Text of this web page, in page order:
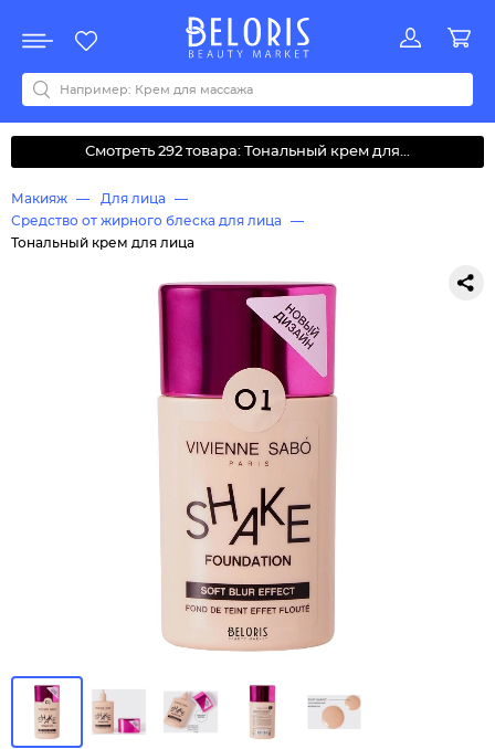
Акции
Все бренды
0-9ABCDEFGHIJKLMNOPQRSTUVWYZАБВДЗИМОКЛНПРСТУФ
Смотреть 292 товара: Тональный крем для...
Макияж
Для лица
Средство от жирного блеска для лица
Тональный крем для лица